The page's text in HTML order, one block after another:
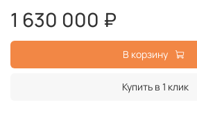
1 630 000 ₽
В корзину
Купить в 1 клик